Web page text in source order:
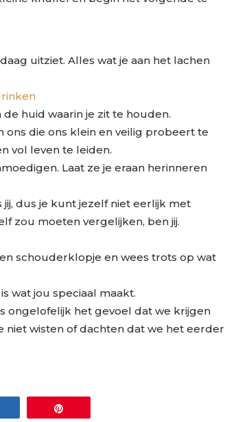
uitziet. Alles wat je aan het lachen
huid waarin je zit te houden.
ons die ons klein en veilig probeert te
vol leven te leiden.
Laat ze je eraan herinneren
dus je kunt jezelf niet eerlijk met
zou moeten vergelijken, ben jij.
schouderklopje en wees trots op wat
wat jou speciaal maakt.
ongelofelijk het gevoel dat we krijgen
niet wisten of dachten dat we het eerder